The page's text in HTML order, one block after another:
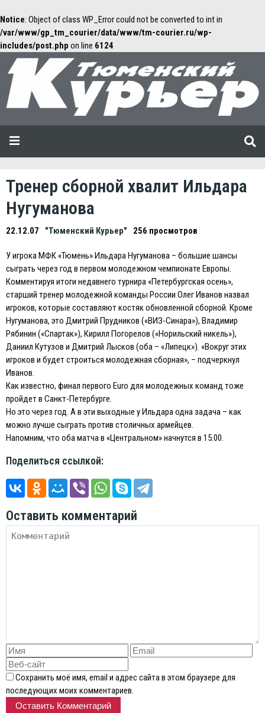
Notice: Object of class WP_Error could not be converted to int in
/var/www/gp_tm_courier/data/www/tm-courier.ru/wp-
includes/post.php on line 6124
Тренер сборной хвалит Ильдара
Нугуманова
22.12.07 "Тюменский Курьер" 256 просмотров
У игрока МФК «Тюмень» Ильдара Нугуманова – большие шансы
сыграть через год в первом молодежном чемпионате Европы.
Комментируя итоги недавнего турнира «Петербургская осень»,
старший тренер молодежной команды России Олег Иванов назвал
игроков, которые составляют костяк обновленной сборной. Кроме
Нугуманова, это Дмитрий Прудников («ВИЗ-Синара»), Владимир
Рябинин («Спартак»), Кирилл Погорелов («Норильский никель»),
Даниил Кутузов и Дмитрий Лысков (оба – «Липецк»). «Вокруг этих
игроков и будет строиться молодежная сборная», – подчеркнул
Иванов.
Как известно, финал первого Euro для молодежных команд тоже
пройдет в Санкт-Петербурге.
Но это через год. А в эти выходные у Ильдара одна задача – как
можно лучше сыграть против столичных армейцев.
Напомним, что оба матча в «Центральном» начнутся в 15.00.
Поделиться ссылкой:
Оставить комментарий
Сохранить моё имя, email и адрес сайта в этом браузере для
последующих моих комментариев.